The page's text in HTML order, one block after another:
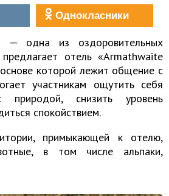
Однокласники
— одна из оздоровительных
отель «Armathwaite
которой лежит общение с
участникам ощутить себя
снизить уровень
спокойствием.
примыкающей к отелю,
в том числе альпаки,